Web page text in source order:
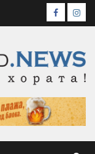
Facebook